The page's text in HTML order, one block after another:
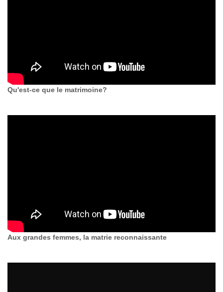
Qu'est-ce que le matrimoine?
Aux grandes femmes, la matrie reconnaissante